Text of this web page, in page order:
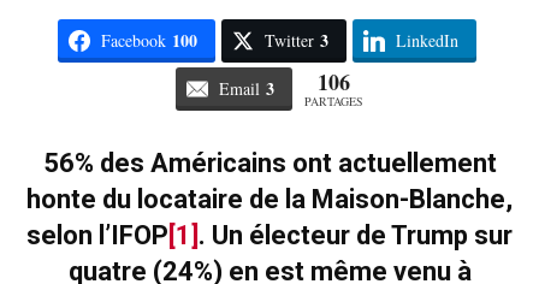
Facebook 100 Twitter 3 LinkedIn
Email 3 106
PARTAGES
56% des Américains ont actuellement
honte du locataire de la Maison-Blanche,
selon l’IFOP [1] . Un électeur de Trump sur
quatre (24%) en est même venu à